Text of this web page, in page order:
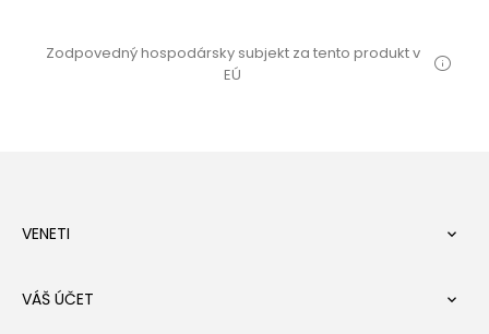
Zodpovedný hospodársky subjekt za tento produkt v
EÚ
VENETI 
VÁŠ ÚČET 